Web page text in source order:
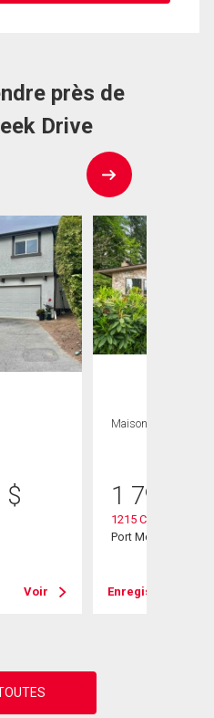
près de
Drive
$
Voir
Maison
1 798
1215 Cypress Place
Port Moody, BC
Enregistrer